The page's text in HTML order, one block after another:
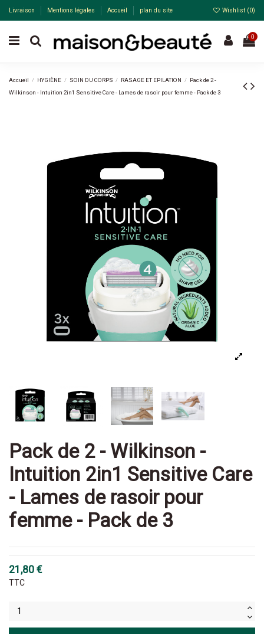
Livraison Mentions légales Accueil plan du site Wishlist (0)
0
Accueil HYGIÈNE SOIN DU CORPS RASAGE ET EPILATION
Pack de 2 -
Wilkinson - Intuition 2in1 Sensitive Care - Lames de rasoir pour femme - Pack de 3
Pack de 2 - Wilkinson -
Intuition 2in1 Sensitive Care
- Lames de rasoir pour
femme - Pack de 3
21,80 €
TTC